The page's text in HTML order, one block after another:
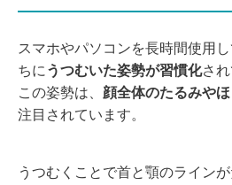
スマホやパソコンを長時間使用
ちに うつむいた姿勢が習慣化さ
この姿勢は、 顔全体のたるみや
注目されています。
うつむくことで首と顎のラインが